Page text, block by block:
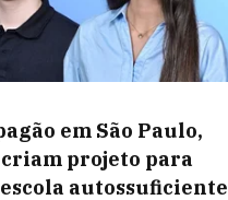
em São Paulo,
projeto para
autossuficiente